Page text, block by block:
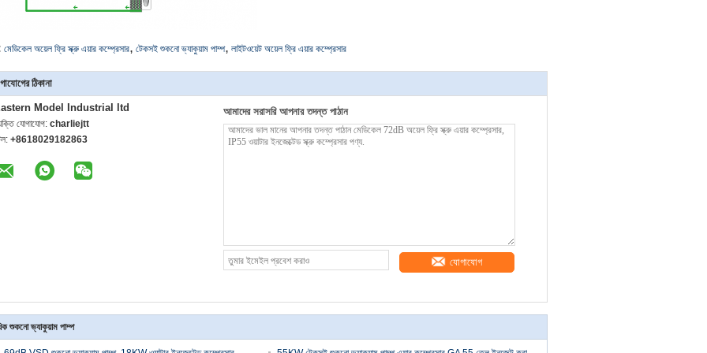
মেডিকেল অয়েল ফ্রি স্ক্রু এয়ার কম্প্রেসার, টেকসই শুকনো ভ্যাকুয়াম পাম্প, লাইটওয়েট অয়েল ফ্রি এয়ার কম্প্রেসার
ঠিকানা
Model Industrial ltd
যোগাযোগ: charliejtt
+8618029182863
আমাদের সরাসরি আপনার তদন্ত পাঠান
যোগাযোগ
শুকনো ভ্যাকুয়াম পাম্প